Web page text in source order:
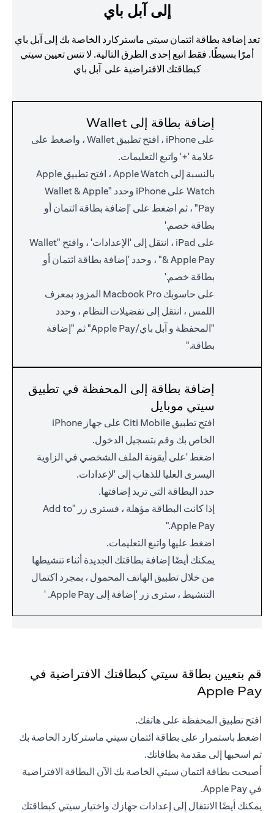
إلى آبل باي
تعد إضافة بطاقة ائتمان سيتي ماستركارد الخاصة بك إلى آبل باي
أمرًا بسيطًا. فقط اتبع إحدى الطرق التالية. لا تنس تعيين سيتي
كبطاقتك الافتراضية على آبل باي
إضافة بطاقة إلى Wallet
على iPhone ، افتح تطبيق Wallet ، واضغط على
علامة '+' واتبع التعليمات.
بالنسبة إلى Apple Watch ، افتح تطبيق Apple
Watch على iPhone وحدد "Wallet & Apple
Pay" ، ثم اضغط على 'إضافة بطاقة ائتمان أو
بطاقة خصم.'
على iPad ، انتقل إلى 'الإعدادات' ، وافتح "Wallet
& Apple Pay" ، وحدد 'إضافة بطاقة ائتمان أو
بطاقة خصم.'
على حاسوبك Macbook Pro المزود بمعرف
اللمس ، انتقل إلى تفضيلات النظام ، وحدد
"المحفظة و آبل باي/Apple Pay" ثم "إضافة
بطاقة."
إضافة بطاقة إلى المحفظة في تطبيق
سيتي موبايل
افتح تطبيق Citi Mobile على جهاز iPhone
الخاص بك وقم بتسجيل الدخول.
اضغط 'على أيقونة الملف الشخصي في الزاوية
اليسرى العليا للذهاب إلى 'لإعدادات.
حدد البطاقة التي تريد إضافتها.
إذا كانت البطاقة مؤهلة ، فسترى زر "Add to
Apple Pay."
اضغط عليها واتبع التعليمات.
يمكنك أيضًا إضافة بطاقتك الجديدة أثناء تنشيطها
من خلال تطبيق الهاتف المحمول ، بمجرد اكتمال
التنشيط ، سترى زر 'إضافة إلى Apple Pay. '
قم بتعيين بطاقة سيتي كبطاقتك الافتراضية في
Apple Pay
افتح تطبيق المحفظة على هاتفك.
اضغط باستمرار على بطاقة ائتمان سيتي ماستركارد الخاصة بك
ثم اسحبها إلى مقدمة بطاقاتك.
أصبحت بطاقة ائتمان سيتي الخاصة بك الآن البطاقة الافتراضية
في Apple Pay.
يمكنك أيضًا الانتقال إلى إعدادات جهازك واختيار سيتي كبطاقتك